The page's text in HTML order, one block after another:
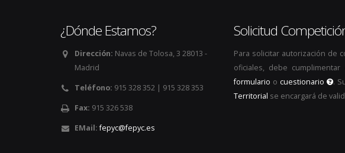
¿Dónde Estamos?
Dirección: Navas de Tolosa, 3 28013 -
Madrid
Teléfono: 915 328 352 | 915 328 353
Fax: 915 326 538
EMail: fepyc@fepyc.es
Solicitud
Para solicitar autorización de
oficiales, debe
formulario o cuestionario .
Territorial se encargará de